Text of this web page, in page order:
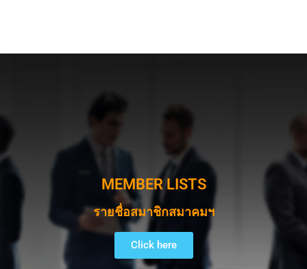
MEMBER LISTS
รายชื่อสมาชิกสมาคมฯ
Click here